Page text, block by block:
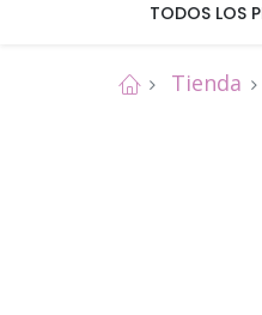
TODOS LOS
Tienda